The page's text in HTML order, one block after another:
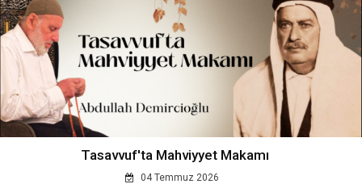
Tasavvuf'ta Mahviyyet Makamı
04 Temmuz 2026